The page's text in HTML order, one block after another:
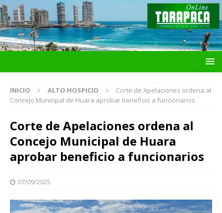
INICIO ALTO HOSPICIO
Corte de Apelaciones ordena al
Concejo Municipal de Huara aprobar beneficio a funcionarios
Corte de Apelaciones ordena al
Concejo Municipal de Huara
aprobar beneficio a funcionarios
07/09/2025